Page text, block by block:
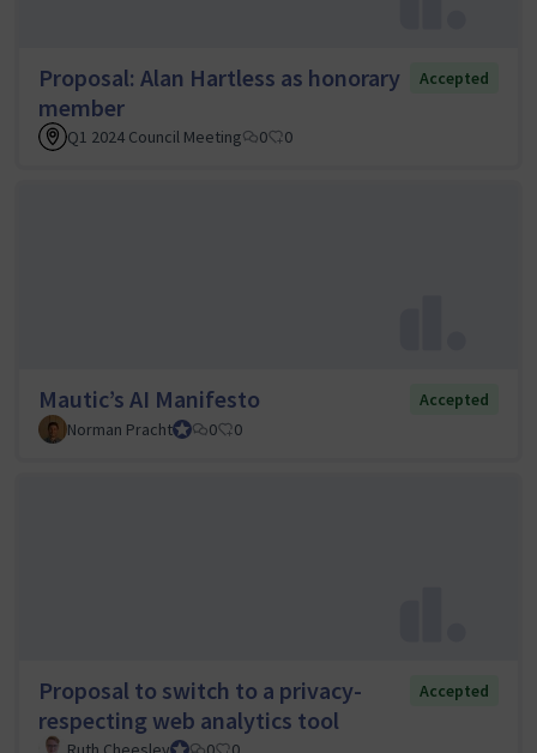
Proposal: Alan Hartless as honorary
member
Accepted
Q1 2024 Council Meeting 0 0
Mautic’s AI Manifesto
Accepted
Norman PrachtCouncil member
0 0
Proposal to switch to a privacy-
respecting web analytics tool
Accepted